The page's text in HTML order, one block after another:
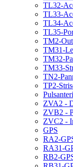
TL32-
TL33-
TL34-
TL35-
TM2-
TM31-
TM32-
TM33-
TN2-
TP2-
ZVA2 -
ZVB2 -
ZVC2 -
GPS
RA2-
RA31-
RB2-